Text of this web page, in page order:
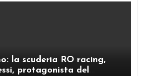
la scuderia RO racing,
protagonista del